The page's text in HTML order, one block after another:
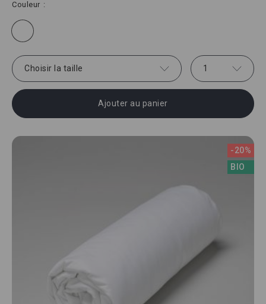
Couleur
Choisir la taille 1
Ajouter au panier
-20%
BIO